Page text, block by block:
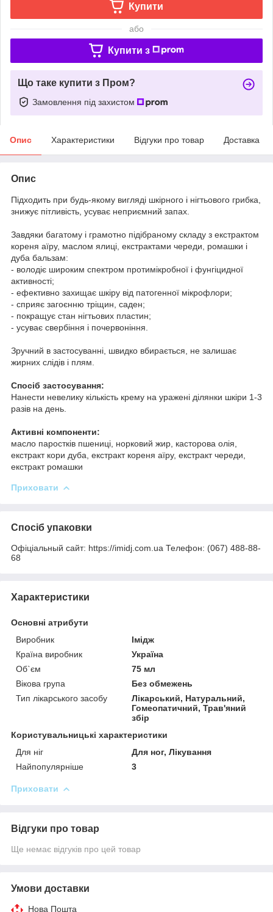
Купити
або
Купити з
Що таке купити з Пром?
Замовлення під захистом
Опис Характеристики Відгуки про товар Доставка
Опис
Підходить при будь-якому вигляді шкірного і нігтьового грибка,
знижує пітливість, усуває неприємний запах.
Завдяки багатому і грамотно підібраному складу з екстрактом
кореня аїру, маслом ялиці, екстрактами череди, ромашки і
дуба бальзам:
- володіє широким спектром протимікробної і фунгіцидної
активності;
- ефективно захищає шкіру від патогенної мікрофлори;
- сприяє загоєнню тріщин, саден;
- покращує стан нігтьових пластин;
- усуває свербіння і почервоніння.
Зручний в застосуванні, швидко вбирається, не залишає
жирних слідів і плям.
Спосіб застосування:
Нанести невелику кількість крему на уражені ділянки шкіри 1-3
разів на день.
Активні компоненти:
масло паростків пшениці, норковий жир, касторова олія,
екстракт кори дуба, екстракт кореня аїру, екстракт череди,
екстракт ромашки
Приховати
Спосіб упаковки
Офіціальный сайт: https://imidj.com.ua Телефон: (067) 488-88-
68
Характеристики
Основні атрибути
Виробник
Імідж
Країна виробник
Україна
Об`єм
75 мл
Вікова група
Без обмежень
Тип лікарського засобу
Лікарський, Натуральний,
Гомеопатичний, Трав'яний
збір
Користувальницькі характеристики
Для ніг
Для ног, Лікування
Найпопулярніше
3
Приховати
Відгуки про товар
Ще немає відгуків про цей товар
Умови доставки
Нова Пошта